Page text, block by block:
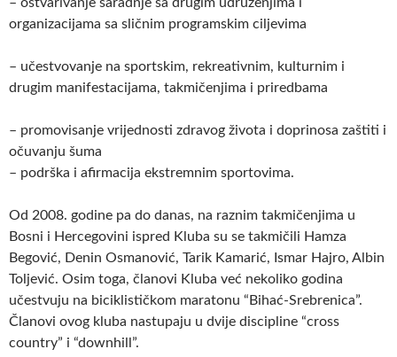
organizacijama sa sličnim programskim ciljevima
– učestvovanje na sportskim, rekreativnim, kulturnim i
drugim manifestacijama, takmičenjima i priredbama
– promovisanje vrijednosti zdravog života i doprinosa zaštiti i
očuvanju šuma
– podrška i afirmacija ekstremnim sportovima.
Od 2008. godine pa do danas, na raznim takmičenjima u
Bosni i Hercegovini ispred Kluba su se takmičili Hamza
Begović, Denin Osmanović, Tarik Kamarić, Ismar Hajro, Albin
Toljević. Osim toga, članovi Kluba već nekoliko godina
učestvuju na biciklističkom maratonu “Bihać-Srebrenica”.
Članovi ovog kluba nastupaju u dvije discipline “cross
country” i “downhill”.